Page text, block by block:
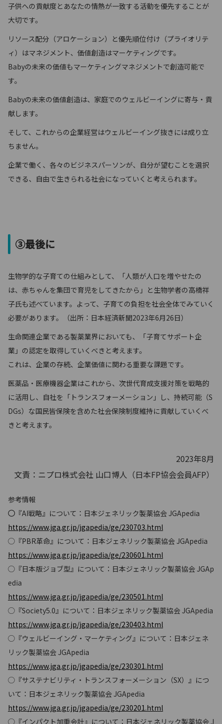
子供への貢献度とあなたの情熱が一致する活動を優先することが
大切です。
リソース配分（アロケーション）と優先順位付け（プライオリテ
ィ）はマネジメント、価値創造はマーケティングです。
Babyの未来の価値もマーケティングマネジメントで創造可能で
す。
Babyの未来の価値創造は、家庭でのウェルビーイングに寄与・貢
献します。
そして、これからの企業経営はウェルビーイング抜きには成り立
ちません。
企業で働く、各々のビジネスパーソンが、自分が望むことを選択
できる、自由で生きられる社会になっていくと考えられます。
③最後に
生物学的な子育ての仕組みとして、「人類が人口を増やせたの
は、赤ちゃんを集団で育児をしてきたから」と生物学者の高橋祥
子氏も述べています。よって、子育ての負担を社会全体でみていく
必要があります。（出所：日本経済新聞2023年6月26日）
生命関連企業である製薬業界においても、「子育てサポート企
業」の認定を取得していくべきと考えます。
これは、企業の存続、企業価値に関わる重要な課題です。
医薬品・医療機器企業はこれから、次世代育成支援対策を戦略的
に活用し、自社を「トランスフォーメーション」し、持続可能（S
DGs）な国民皆保険を含めた社会保険制度維持に貢献していくべ
きと考えます。
2023年8月
文責：ニプロ株式会社 山口博人（日本FP協会会員AFP）
参考情報
◯ 『AI戦略』について：日本ジェネリック製薬協会 JGApedia
https://www.jga.gr.jp/jgapedia/ge/230703.html
◯『PBR革命』について：日本ジェネリック製薬協会 JGApedia
https://www.jga.gr.jp/jgapedia/ge/230601.html
◯『日本版ジョブ型』について：日本ジェネリック製薬協会 JGAp
edia
https://www.jga.gr.jp/jgapedia/ge/230501.html
◯『Society5.0』について：日本ジェネリック製薬協会 JGApedia
https://www.jga.gr.jp/jgapedia/ge/230403.html
◯『ウェルビーイング・マーケティング』について：日本ジェネ
リック製薬協会 JGApedia
https://www.jga.gr.jp/jgapedia/ge/230301.html
◯『サステナビリティ・トランスフォーメーション（SX）』につ
いて：日本ジェネリック製薬協会 JGApedia
https://www.jga.gr.jp/jgapedia/ge/230201.html
◯『インパクト加重会計』について：日本ジェネリック製薬協会 J